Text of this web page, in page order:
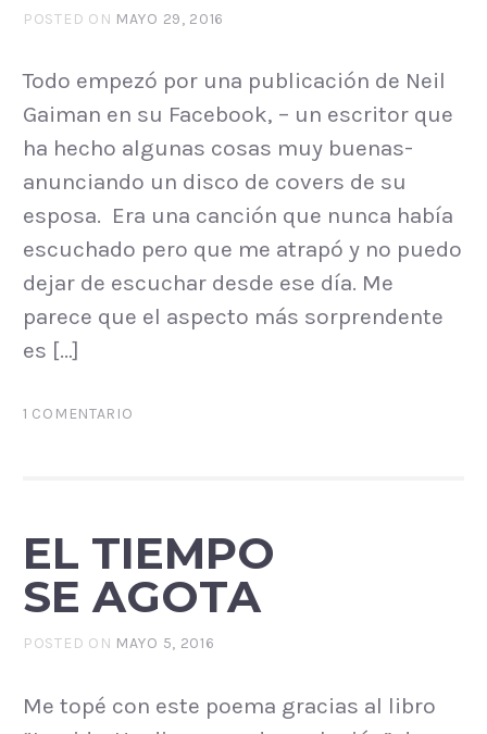
POSTED ON MAYO 29, 2016
Todo empezó por una publicación de Neil
Gaiman en su Facebook, – un escritor que
ha hecho algunas cosas muy buenas-
anunciando un disco de covers de su
esposa. Era una canción que nunca había
escuchado pero que me atrapó y no puedo
dejar de escuchar desde ese día. Me
parece que el aspecto más sorprendente
es […]
1 COMENTARIO
EL TIEMPO
SE AGOTA
POSTED ON MAYO 5, 2016
Me topé con este poema gracias al libro